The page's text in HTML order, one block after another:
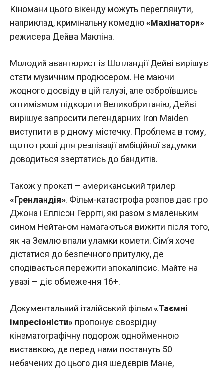
Кіномани цього вікенду можуть переглянути,
наприклад, кримінальну комедію«Махінатори»
режисера Дейва Макліна.
Молодий авантюрист із Шотландії Дейві вирішує
стати музичним продюсером. Не маючи
жодного досвіду в цій галузі, але озброївшись
оптимізмом підкорити Великобританію, Дейві
вирішує запросити легендарних Iron Maiden
виступити в рідному містечку. Проблема в тому,
що по гроші для реалізації амбіційної задумки
доводиться звертатись до бандитів.
Також у прокаті – американський трилер
«Гренландія». Фільм-катастрофа розповідає про
Джона і Еллісон Герріті, які разом з маленьким
сином Нейтаном намагаються вижити після того,
як на Землю впали уламки комети. Сім’я хоче
дістатися до безпечного притулку, де
сподівається пережити апокаліпсис. Майте на
увазі – діє обмеження 16+.
Документальний італійський фільм «Таємні
імпресіоністи» пропонує своєрідну
кінематографічну подорож однойменною
виставкою, де перед нами постануть 50
небачених до цього дня шедеврів Мане,